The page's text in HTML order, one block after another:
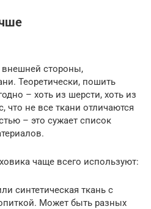
стороны,
Теоретически, пошить
– хоть из шерсти, хоть из
что не все ткани отличаются
– это сужает список
чаще всего используют:
синтетическая ткань с
Может быть разных